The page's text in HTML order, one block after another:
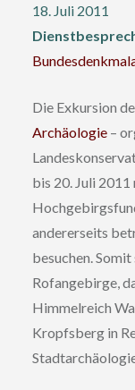
18. Juli 2011
Die Exkursion
Archäologie–
bis 20. Juli 2011
andererseits
besuchen.
Rofangebirge,
Himmelreich
Kropfsberg in